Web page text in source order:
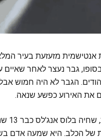
אנטישמית מזעזעת בעיר
גבר נעצר לאחר שאיים
הגבר לא היה חמוש
את האירוע כפשע שנאה.
של הכלב. היא שמעה אדם